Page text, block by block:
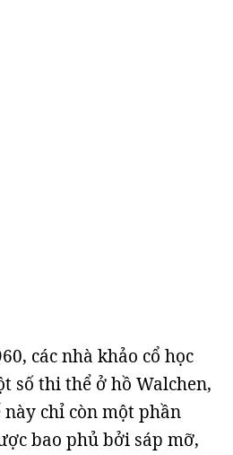
các nhà khảo cổ học
số thi thể ở hồ Walchen,
chỉ còn một phần
bao phủ bởi sáp mỡ,